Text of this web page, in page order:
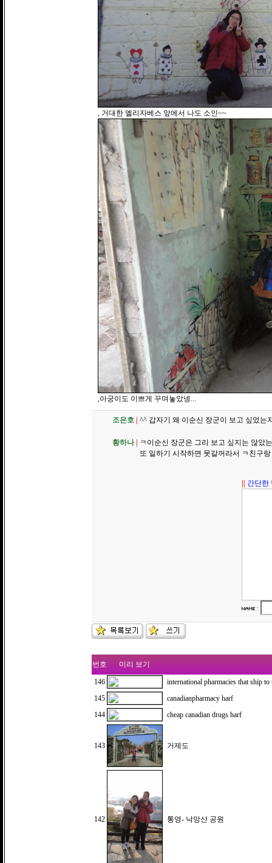
, 거대한 엘리자베스 앞에서 나도 소인~~
,아궁이도 이쁘게 꾸며놓았넹...
조은호 ^^ 갑자기 왜 이순신 장군이 보고 싶었는
황하나
ㅋ이순신 장군은 그리 보고 싶지는 않았
또 일하기 시작하면 못갈꺼라서 ㅋ친구
간단한
:
번호 미리 보기
146
international pharmacies that ship
145
canadianpharmacy harf
144
cheap canadian drugs harf
143 거제도
142 통영- 낙망산 공원